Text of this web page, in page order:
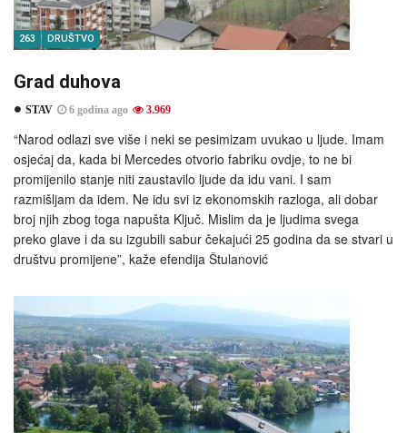
263 DRUŠTVO
Grad duhova
STAV 6 godina ago 3.969
“Narod odlazi sve više i neki se pesimizam uvukao u ljude. Imam
osjećaj da, kada bi Mercedes otvorio fabriku ovdje, to ne bi
promijenilo stanje niti zaustavilo ljude da idu vani. I sam
razmišljam da idem. Ne idu svi iz ekonomskih razloga, ali dobar
broj njih zbog toga napušta Ključ. Mislim da je ljudima svega
preko glave i da su izgubili sabur čekajući 25 godina da se stvari u
društvu promijene”, kaže efendija Štulanović